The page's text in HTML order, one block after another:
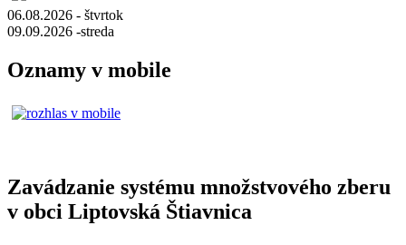
06.08.2026 - štvrtok
09.09.2026 -streda
Oznamy v mobile
Zavádzanie systému množstvového zberu
v obci Liptovská Štiavnica